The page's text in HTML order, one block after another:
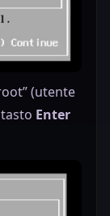
(utente
Enter